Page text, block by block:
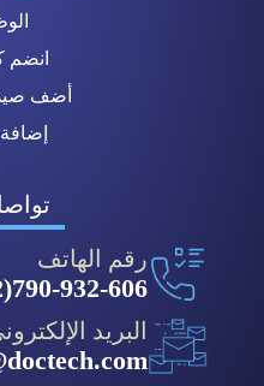
انضم
أضف
رقم الهاتف
790-932-606(962)+
البريد